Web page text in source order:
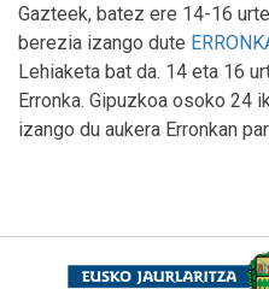
Gazteek, batez ere 14-16
berezia izango dute
Lehiaketa bat da. 14 eta 16
Erronka. Gipuzkoa osoko 24
izango du aukera Erronkan